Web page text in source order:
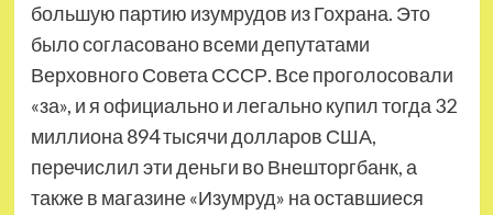
большую партию изумрудов из Гохрана. Это
было согласовано всеми депутатами
Верховного Совета СССР. Все проголосовали
«за», и я официально и легально купил тогда 32
миллиона 894 тысячи долларов США,
перечислил эти деньги во Внешторгбанк, а
также в магазине «Изумруд» на оставшиеся